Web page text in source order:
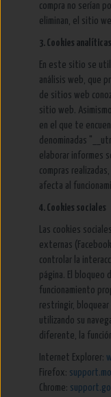
compra no serían
eliminan, el sitio
3. Cookies analíticas
En este sitio se
análisis web, que
de sitios web
sitio web.
en el que te
denominadas
elaborar informes
compras
afecta al
4. Cookies sociales
Las cookies
externas
controlar la
página. El bloqueo
funcionamiento
restringir,
utilizando su
diferente, la
Internet Explorer:
Firefox:
Chrome: